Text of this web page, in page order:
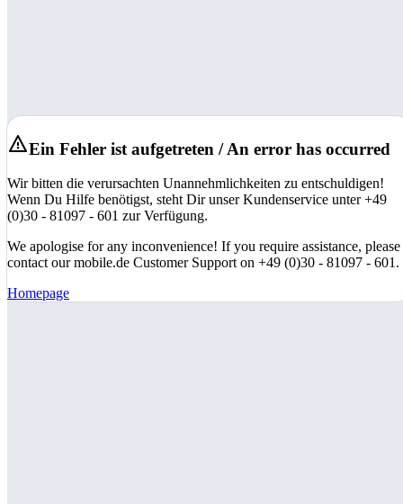
Ein Fehler ist aufgetreten / An error has occurred
Wir bitten die verursachten Unannehmlichkeiten zu entschuldigen!
Wenn Du Hilfe benötigst, steht Dir unser Kundenservice unter +49
(0)30 - 81097 - 601 zur Verfügung.
We apologise for any inconvenience! If you require assistance, please
contact our mobile.de Customer Support on +49 (0)30 - 81097 - 601.
Homepage